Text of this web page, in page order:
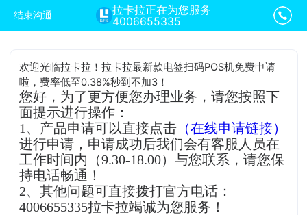
结束沟通
拉卡拉正在为您服务
4006655335
欢迎光临拉卡拉！拉卡拉最新款电签扫码POS机免费申请
啦，费率低至0.38%秒到不加3！
您好，为了更方便您办理业务，请您按照下
面提示进行操作：
1、产品申请可以直接点击 （在线申请链接）
进行申请，申请成功后我们会有客服人员在
工作时间内（9.30-18.00）与您联系，请您保
持电话畅通！
2、其他问题可直接拨打官方电话：
4006655335拉卡拉竭诚为您服务！